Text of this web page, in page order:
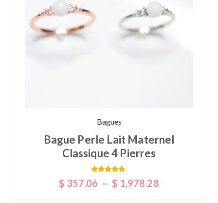
Bagues
Bague Perle Lait Maternel
Classique 4 Pierres
Note
5.00
$ 357.06 – $ 1,978.28